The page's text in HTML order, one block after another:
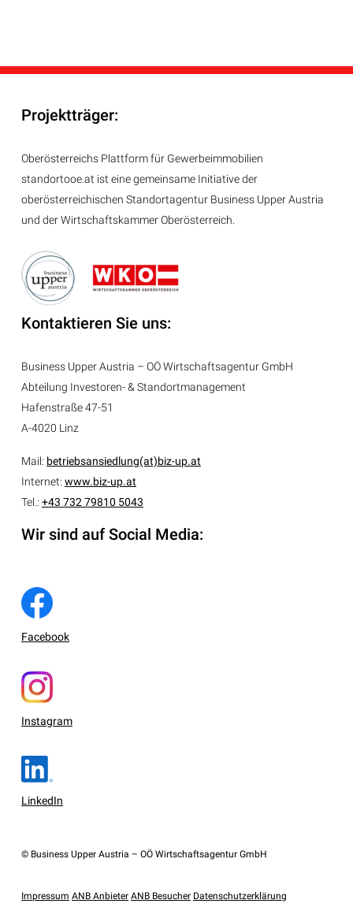
Projektträger:
Oberösterreichs Plattform für Gewerbeimmobilien
standortooe.at ist eine gemeinsame Initiative der
oberösterreichischen Standortagentur Business Upper Austria
und der Wirtschaftskammer Oberösterreich.
Kontaktieren Sie uns:
Business Upper Austria – OÖ Wirtschaftsagentur GmbH
Abteilung Investoren- & Standortmanagement
Hafenstraße 47-51
A-4020 Linz
Mail: betriebsansiedlung(at)biz-up.at
Internet: www.biz-up.at
Tel.: +43 732 79810 5043
Wir sind auf Social Media:
Facebook
Instagram
LinkedIn
© Business Upper Austria – OÖ Wirtschaftsagentur GmbH
Impressum ANB Anbieter ANB Besucher Datenschutzerklärung